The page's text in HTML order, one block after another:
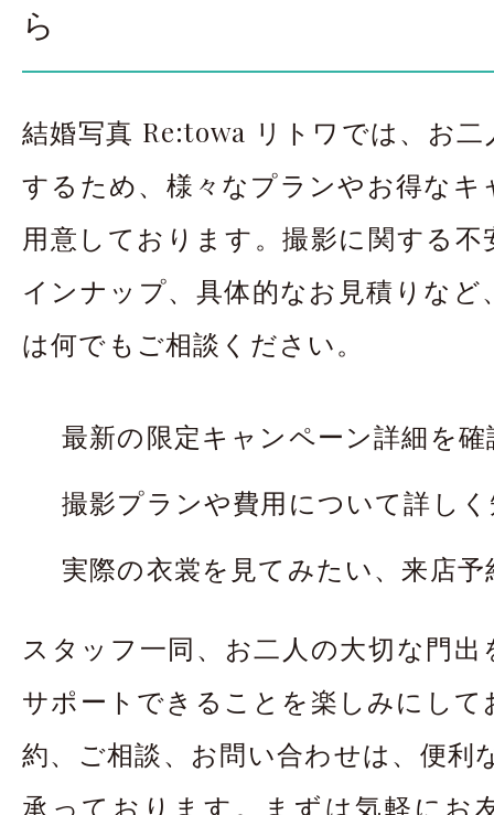
ら
結婚写真 Re:towa リトワでは、お
するため、様々なプランやお得なキ
用意しております。撮影に関する
インナップ、具体的なお見積りなど
は何でもご相談ください。
最新の限定キャンペーン詳細を
撮影プランや費用について詳し
実際の衣裳を見てみたい、来店
スタッフ一同、お二人の大切な門
サポートできることを楽しみにして
約、ご相談、お問い合わせは、便利
承っております。まずは気軽にお